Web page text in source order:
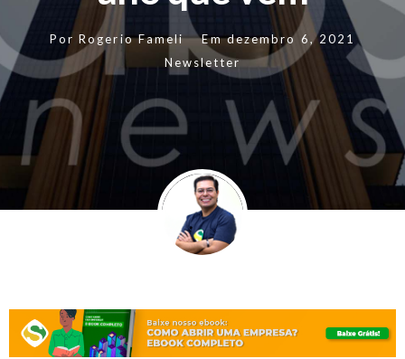
Por Rogerio Fameli Em dezembro 6, 2021
Newsletter